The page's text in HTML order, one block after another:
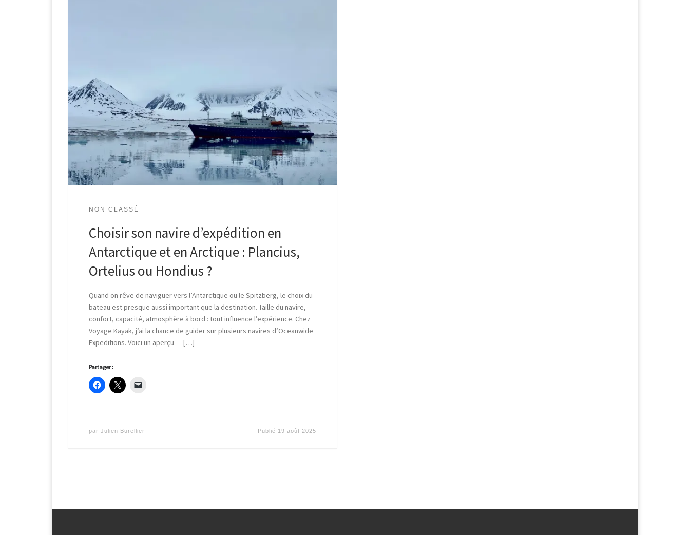
NON CLASSÉ
Choisir son navire d’expédition en
Antarctique et en Arctique : Plancius,
Ortelius ou Hondius ?
Quand on rêve de naviguer vers l’Antarctique ou le Spitzberg, le choix du
bateau est presque aussi important que la destination. Taille du navire,
confort, capacité, atmosphère à bord : tout influence l’expérience. Chez
Voyage Kayak, j’ai la chance de guider sur plusieurs navires d’Oceanwide
Expeditions. Voici un aperçu — […]
Partager :
parJulien Burellier Publié 19 août 2025